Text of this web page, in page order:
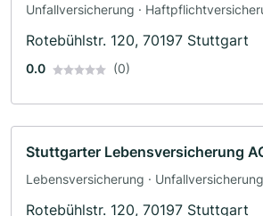
Unfallversicherung ·
Rotebühlstr. 120, 70197 Stuttgart
0.0 (0)
Stuttgarter Lebensversicherung
Lebensversicherung · Unfallversicherung
Rotebühlstr. 120, 70197 Stuttgart